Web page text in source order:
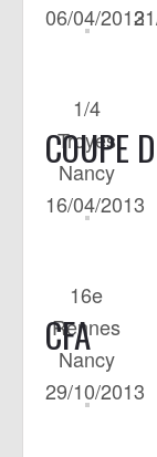
06/04/2013
1/4
Troyes
Nancy
16/04/2013
COUPE
16e
Rennes
Nancy
29/10/2013
CFA